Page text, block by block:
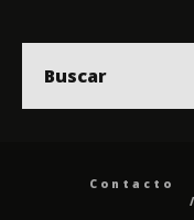
Contacto